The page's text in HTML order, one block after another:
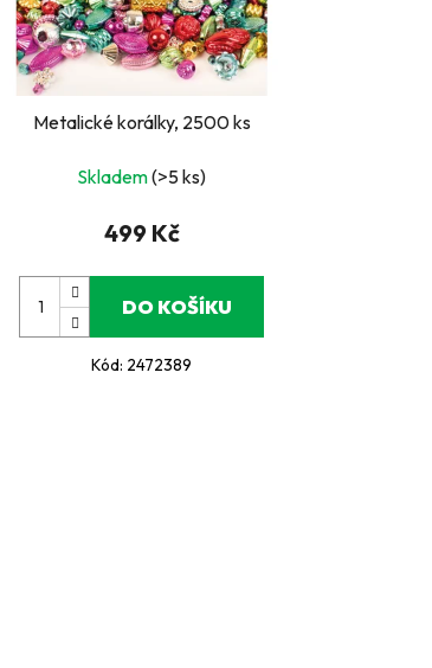
Metalické korálky, 2500 ks
Skladem(>5 ks)
499 Kč
DO KOŠÍKU
Kód: 2472389